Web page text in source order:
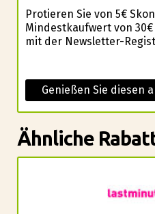
Profitieren Sie von 5€
Mindestkaufwert von
mit der Newsletter-
Genießen Sie diesen
Ähnliche